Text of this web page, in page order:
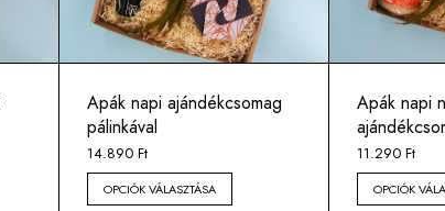
Apák napi ajándékcsomag
pálinkával
14.890 Ft
OPCIÓK VÁLASZTÁSA
Apák napi
11.290 Ft
OPCIÓK